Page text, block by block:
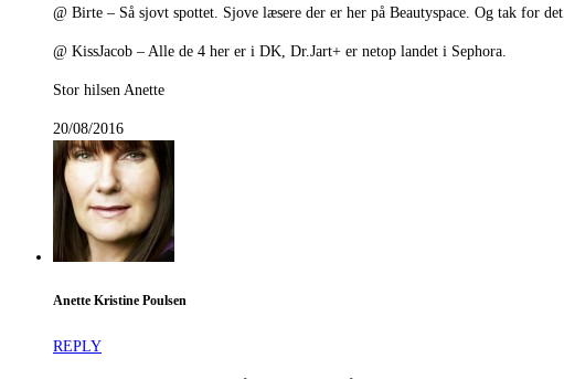
@ Birte – Så sjovt spottet. Sjove læsere der er her på Beautyspace. Og tak for det.
@ KissJacob – Alle de 4 her er i DK, Dr.Jart+ er netop landet i Sephora.
Stor hilsen Anette
20/08/2016
Anette Kristine Poulsen
REPLY